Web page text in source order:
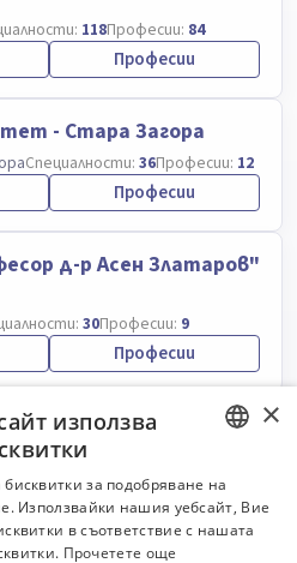
118Професии: 84
Професии
- Стара Загора
Специалности: 36Професии: 12
Професии
д-р Асен Златаров"
30Професии: 9
Професии
технологии -
37Професии:29
Професии
BULGARIAN
ENGLISH
×
използва
за подобряване на
Използвайки нашия уебсайт, Вие
в съответствие с нашата
Прочетете още